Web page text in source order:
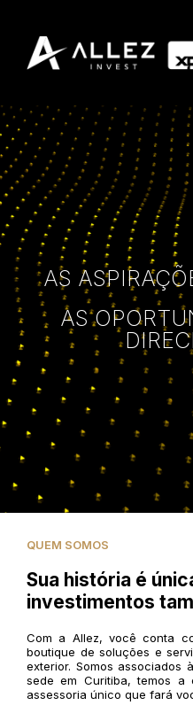
AS
AS
QUEM SOMOS
Sua história é
investimentos
Com a Allez, você conta
boutique de soluções e
exterior. Somos associados
sede em Curitiba, temos
assessoria único que fará